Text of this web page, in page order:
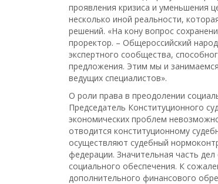
проявления кризиса и уменьшения
несколько иной реальности,
решений. «На кону вопрос
проректор. – Общероссийский
экспертного сообщества,
предложения. Этим мы и
ведущих специалистов».
О роли права в преодолении
Председатель Конституционного
экономических проблем
отводится конституционному
осуществляют судебный
федерации. Значительная часть
социального обеспечения. К
дополнительного финансового